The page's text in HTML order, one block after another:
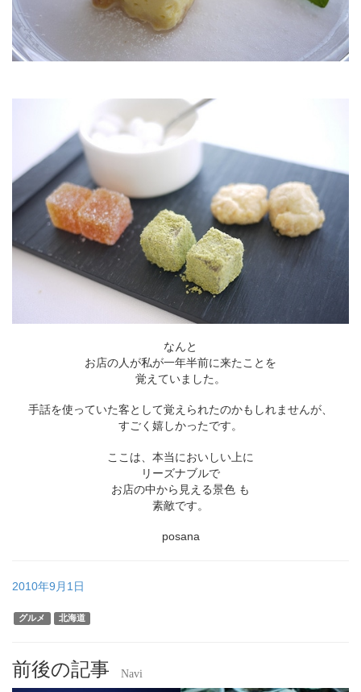
なんと
お店の人が私が一年半前に来たことを
覚えていました。
手話を使っていた客として覚えられたのかもしれませんが、
すごく嬉しかったです。
ここは、本当においしい上に
リーズナブルで
お店の中から見える景色 も
素敵です。
posana
2010年9月1日
グルメ 北海道
前後の記事 Navi